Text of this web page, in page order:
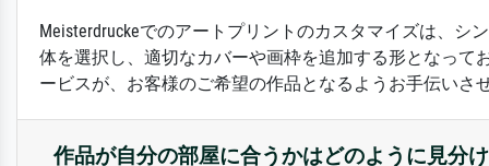
Meisterdruckeでのアートプリントのカスタマイズは、
体を選択し、適切なカバーや画枠を追加する形となって
ービスが、お客様のご希望の作品となるようお手伝いさ
作品が自分の部屋に合うかはどのように見分